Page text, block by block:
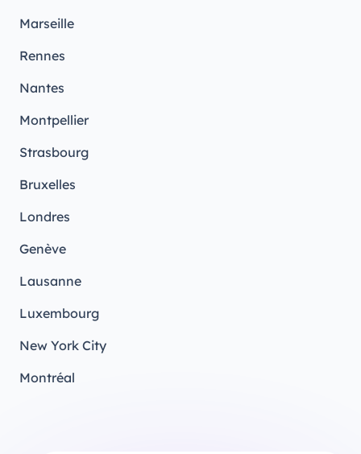
Marseille
Rennes
Nantes
Montpellier
Strasbourg
Bruxelles
Londres
Genève
Lausanne
Luxembourg
New York City
Montréal